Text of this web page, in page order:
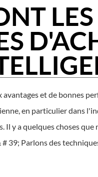
LES
et de bonnes
en particulier dans
Il y a quelques choses
39; Parlons des